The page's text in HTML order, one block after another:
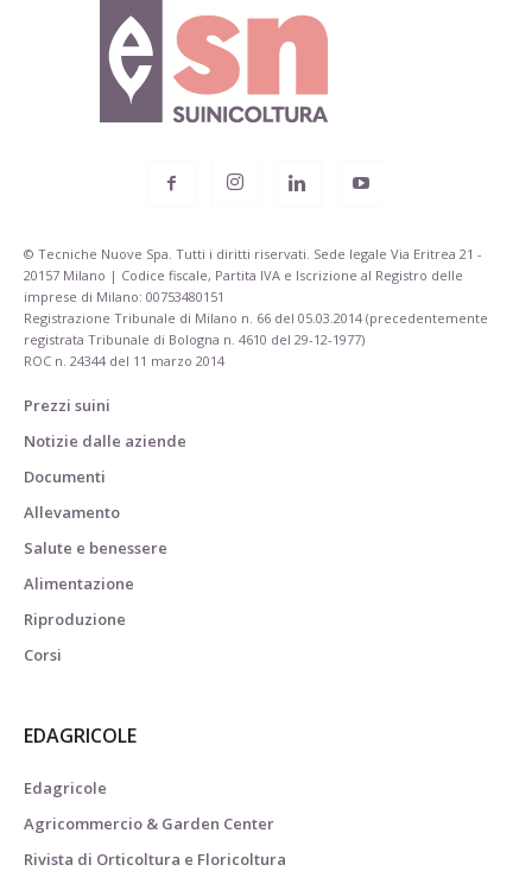
© Tecniche Nuove Spa. Tutti i diritti riservati. Sede legale Via Eritrea 21 -
20157 Milano | Codice fiscale, Partita IVA e Iscrizione al Registro delle
imprese di Milano: 00753480151
Registrazione Tribunale di Milano n. 66 del 05.03.2014 (precedentemente
registrata Tribunale di Bologna n. 4610 del 29-12-1977)
ROC n. 24344 del 11 marzo 2014
Prezzi suini
Notizie dalle aziende
Documenti
Allevamento
Salute e benessere
Alimentazione
Riproduzione
Corsi
EDAGRICOLE
Edagricole
Agricommercio & Garden Center
Rivista di Orticoltura e Floricoltura